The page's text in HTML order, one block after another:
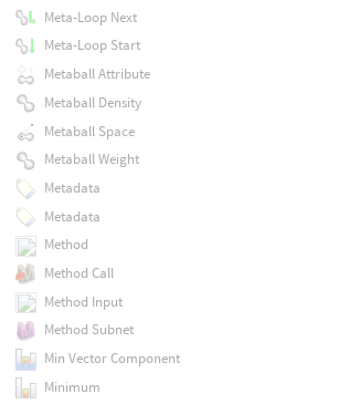
Meta-Loop Next
Meta-Loop Start
Metaball Attribute
Metaball Density
Metaball Space
Metaball Weight
Metadata
Metadata
Method
Method Call
Method Input
Method Subnet
Min Vector Component
Minimum